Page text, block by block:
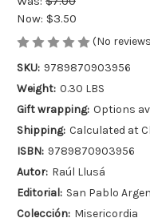
Now: $3.50
(No
SKU: 9789870903956
Weight: 0.30 LBS
Gift wrapping: Options
Shipping: Calculated at
ISBN: 9789870903956
Autor: Raúl Llusá
Editorial: San Pablo
Colección: Misericordia